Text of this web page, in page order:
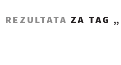
REZULTATA ZA TAG „